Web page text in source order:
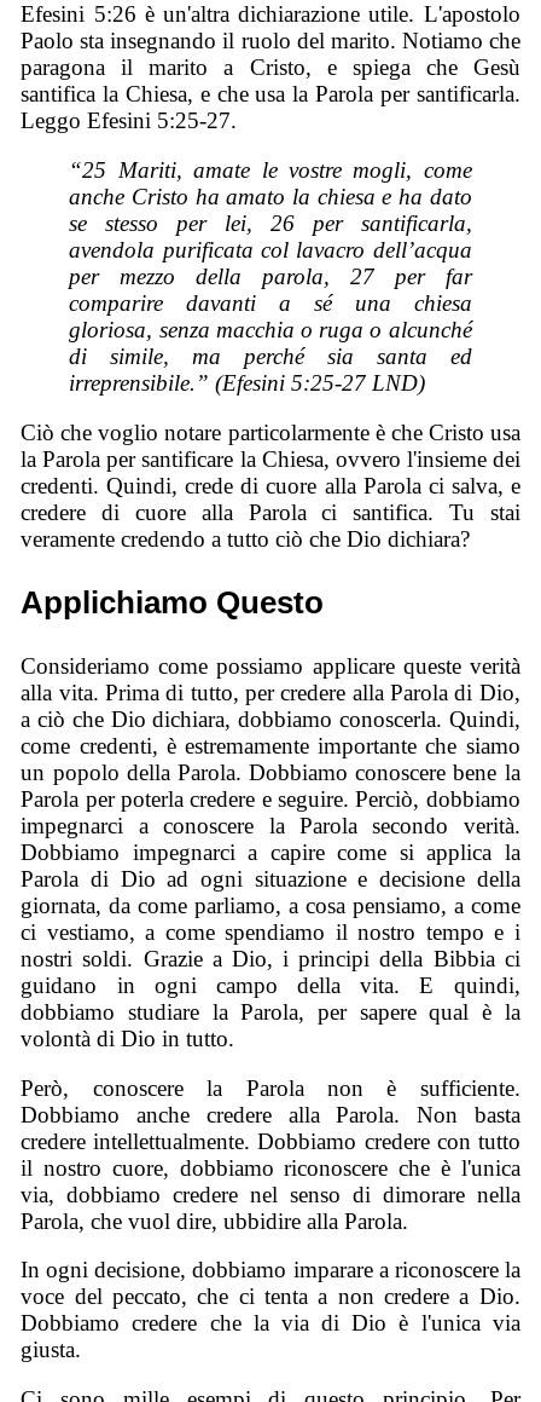
Efesini 5:26 è un'altra dichiarazione utile. L'apostolo
Paolo sta insegnando il ruolo del marito. Notiamo che
paragona il marito a Cristo, e spiega che Gesù
santifica la Chiesa, e che usa la Parola per santificarla.
Leggo Efesini 5:25-27.
“25 Mariti, amate le vostre mogli, come
anche Cristo ha amato la chiesa e ha dato
se stesso per lei, 26 per santificarla,
avendola purificata col lavacro dell’acqua
per mezzo della parola, 27 per far
comparire davanti a sé una chiesa
gloriosa, senza macchia o ruga o alcunché
di simile, ma perché sia santa ed
irreprensibile.” (Efesini 5:25-27 LND)
Ciò che voglio notare particolarmente è che Cristo usa
la Parola per santificare la Chiesa, ovvero l'insieme dei
credenti. Quindi, crede di cuore alla Parola ci salva, e
credere di cuore alla Parola ci santifica. Tu stai
veramente credendo a tutto ciò che Dio dichiara?
Applichiamo Questo
Consideriamo come possiamo applicare queste verità
alla vita. Prima di tutto, per credere alla Parola di Dio,
a ciò che Dio dichiara, dobbiamo conoscerla. Quindi,
come credenti, è estremamente importante che siamo
un popolo della Parola. Dobbiamo conoscere bene la
Parola per poterla credere e seguire. Perciò, dobbiamo
impegnarci a conoscere la Parola secondo verità.
Dobbiamo impegnarci a capire come si applica la
Parola di Dio ad ogni situazione e decisione della
giornata, da come parliamo, a cosa pensiamo, a come
ci vestiamo, a come spendiamo il nostro tempo e i
nostri soldi. Grazie a Dio, i principi della Bibbia ci
guidano in ogni campo della vita. E quindi,
dobbiamo studiare la Parola, per sapere qual è la
volontà di Dio in tutto.
Però, conoscere la Parola non è sufficiente.
Dobbiamo anche credere alla Parola. Non basta
credere intellettualmente. Dobbiamo credere con tutto
il nostro cuore, dobbiamo riconoscere che è l'unica
via, dobbiamo credere nel senso di dimorare nella
Parola, che vuol dire, ubbidire alla Parola.
In ogni decisione, dobbiamo imparare a riconoscere la
voce del peccato, che ci tenta a non credere a Dio.
Dobbiamo credere che la via di Dio è l'unica via
giusta.